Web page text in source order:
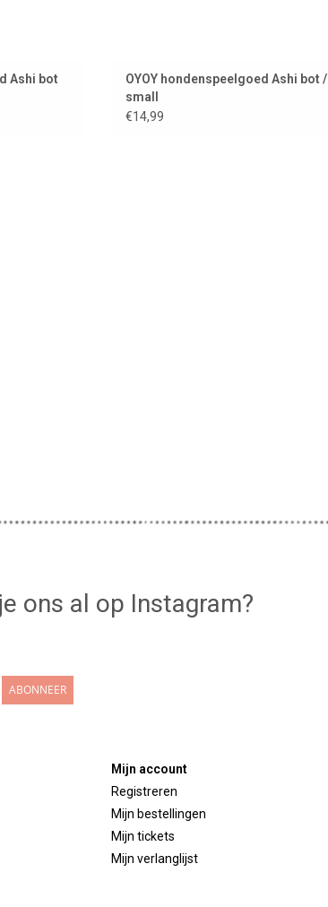
Ashi bot
OYOY hondenspeelgoed Ashi bot /
small
€14,99
ons al op Instagram?
ABONNEER
Mijn account
Registreren
Mijn bestellingen
Mijn tickets
Mijn verlanglijst